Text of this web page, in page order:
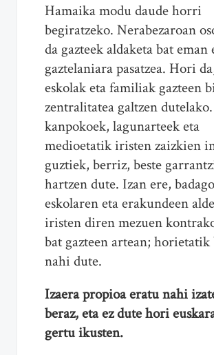
Hamaika modu daude horri
begiratzeko. Nerabezaroan
da gazteek aldaketa bat eman
gaztelaniara pasatzea. Hori
eskolak eta familiak gazteen
zentralitatea galtzen
kanpokoek, lagunarteek eta
medioetatik iristen zaizkien
guztiek, berriz, beste
hartzen dute. Izan ere, badago
eskolaren eta erakundeen
iristen diren mezuen
bat gazteen artean;
nahi dute.
Izaera propioa eratu nahi
beraz, eta ez dute hori
gertu ikusten.